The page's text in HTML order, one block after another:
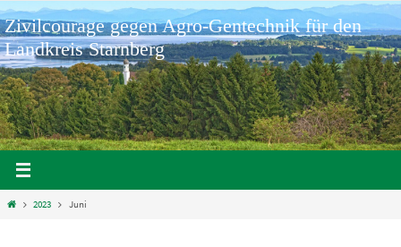
Zum
Inhalt
springen
Zivilcourage gegen Agro-Gentechnik für den
Landkreis Starnberg
Home2023 Juni